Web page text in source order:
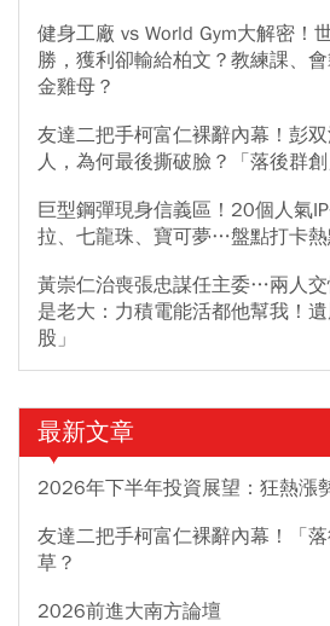
健身工廠 vs World Gym大解密！
勝，獲利卻輸給柏文？教練課、
金雞母？
友達二把手柯富仁裸辭內幕！彭
人，為何最後撕破臉？「落後群
巨型鋼彈現身信義區！20個人氣
拉、七龍珠、寶可夢…盤點打卡
黃崇仁治喪張忠謀任主委…兩人
是老大：力積電能活都他幫我！
股」
最新文章
2026年下半年投資展望：狂熱漲
友達二把手柯富仁裸辭內幕！「
草？
2026前進大南方論壇